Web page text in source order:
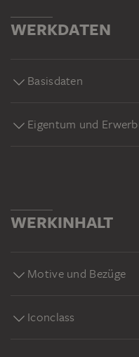
WERKDATEN
Basisdaten
Eigentum und
WERKINHALT
Motive und Bezüge
Iconclass